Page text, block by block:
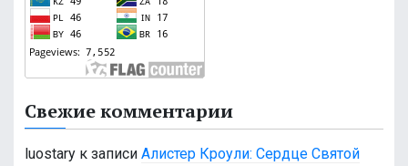
Свежие комментарии
luostary к записи Алистер Кроули: Сердце Святой